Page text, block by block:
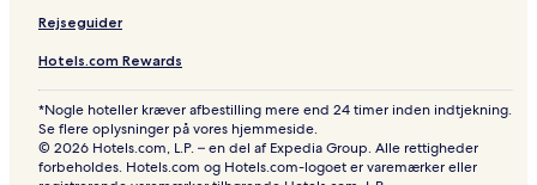
Rejseguider
Hotels.com Rewards
*Nogle hoteller kræver afbestilling mere end 24 timer inden indtjekning.
Se flere oplysninger på vores hjemmeside.
© 2026 Hotels.com, L.P. – en del af Expedia Group. Alle rettigheder
forbeholdes. Hotels.com og Hotels.com-logoet er varemærker eller